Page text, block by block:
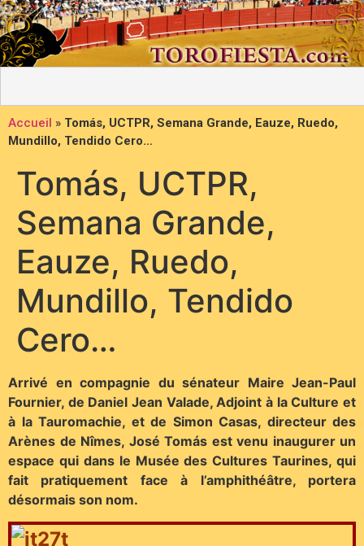
Accueil » Tomás, UCTPR, Semana Grande, Eauze, Ruedo,
Mundillo, Tendido Cero…
Tomás, UCTPR,
Semana Grande,
Eauze, Ruedo,
Mundillo, Tendido
Cero…
Arrivé en compagnie du sénateur Maire Jean-Paul
Fournier, de Daniel Jean Valade, Adjoint à la Culture et
à la Tauromachie, et de Simon Casas, directeur des
Arènes de Nîmes, José Tomás est venu inaugurer un
espace qui dans le Musée des Cultures Taurines, qui
fait pratiquement face à l’amphithéâtre, portera
désormais son nom.